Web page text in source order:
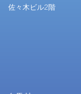
佐々木ビル2階